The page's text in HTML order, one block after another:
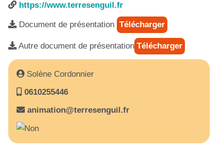
https://www.terresenguil.fr
Document de présentation Télécharger
Autre document de présentation Télécharger
Solène Cordonnier
0610255446
animation@terresenguil.fr